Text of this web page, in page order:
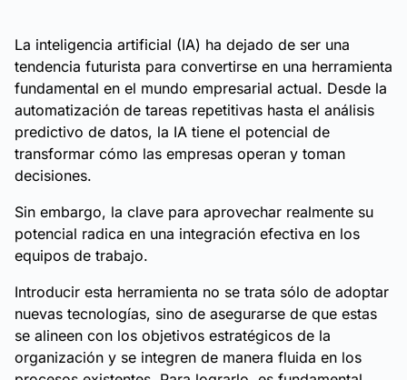
La inteligencia artificial (IA) ha dejado de ser una
tendencia futurista para convertirse en una herramienta
fundamental en el mundo empresarial actual. Desde la
automatización de tareas repetitivas hasta el análisis
predictivo de datos, la IA tiene el potencial de
transformar cómo las empresas operan y toman
decisiones.
Sin embargo, la clave para aprovechar realmente su
potencial radica en una integración efectiva en los
equipos de trabajo.
Introducir esta herramienta no se trata sólo de adoptar
nuevas tecnologías, sino de asegurarse de que estas
se alineen con los objetivos estratégicos de la
organización y se integren de manera fluida en los